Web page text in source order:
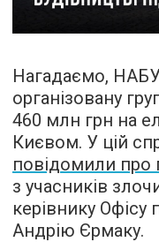
Нагадаємо,
організовану
460 млн грн на
Києвом. У цій
повідомили про
з учасників
керівнику Офісу
Андрію Єрмаку.